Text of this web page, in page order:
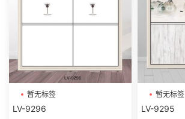
暂无标签
LV-9296
暂无标签
LV-9295